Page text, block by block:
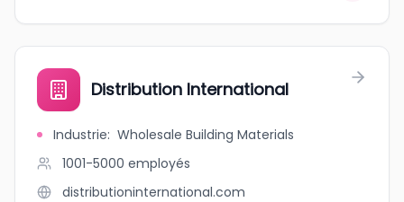
Distribution International
Industrie: Wholesale Building Materials
1001-5000 employés
distributioninternational.com